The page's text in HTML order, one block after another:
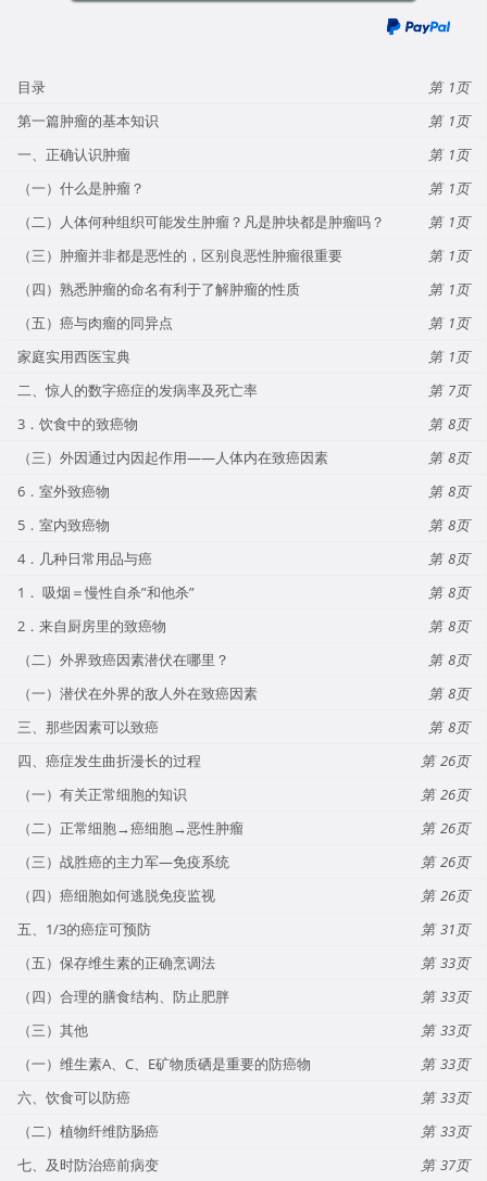
目录
1
第一篇肿瘤的基本知识
1
一、正确认识肿瘤
1
（一）什么是肿瘤？
1
（二）人体何种组织可能发生肿瘤？凡是肿块都是肿瘤吗？
1
（三）肿瘤并非都是恶性的，区别良恶性肿瘤很重要
1
（四）熟悉肿瘤的命名有利于了解肿瘤的性质
1
（五）癌与肉瘤的同异点
1
家庭实用西医宝典
1
二、惊人的数字癌症的发病率及死亡率
7
3．饮食中的致癌物
8
（三）外因通过内因起作用——人体内在致癌因素
8
6．室外致癌物
8
5．室内致癌物
8
4．几种日常用品与癌
8
1． 吸烟＝慢性自杀”和他杀”
8
2．来自厨房里的致癌物
8
（二）外界致癌因素潜伏在哪里？
8
（一）潜伏在外界的敌人外在致癌因素
8
三、那些因素可以致癌
8
四、癌症发生曲折漫长的过程
26
（一）有关正常细胞的知识
26
（二）正常细胞→癌细胞→恶性肿瘤
26
（三）战胜癌的主力军—免疫系统
26
（四）癌细胞如何逃脱免疫监视
26
五、1/3的癌症可预防
31
（五）保存维生素的正确烹调法
33
（四）合理的膳食结构、防止肥胖
33
（三）其他
33
（一）维生素A、C、E矿物质硒是重要的防癌物
33
六、饮食可以防癌
33
（二）植物纤维防肠癌
33
七、及时防治癌前病变
37